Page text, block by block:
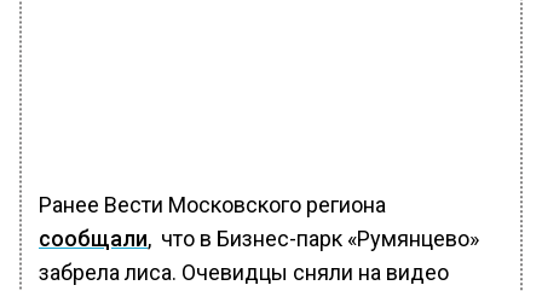
Ранее Вести Московского региона
сообщали, что в Бизнес-парк «Румянцево»
забрела лиса. Очевидцы сняли на видео